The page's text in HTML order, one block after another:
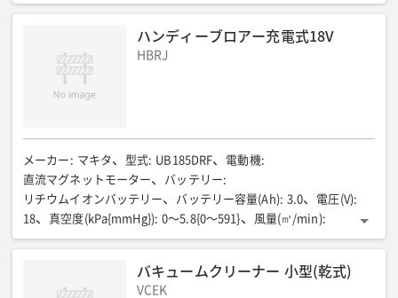
サーマルプロテクター内蔵
電源コード(m): 2.0 全長(mm):
ハンディーブロアー充電式18V
HBRJ
メーカー : マキタ 型式: UB185DRF 電動機:
直流マグネットモーター
バッテリー:
リチウムイオンバッテリー
バッテリー容量(Ah): 3.0 電圧(V):
18
真空度(kPa{mmHg}): 0〜5.8{0〜591} 風量(㎥/min):
0〜3.2
風速(m/s): 平均81/最大98 連続使用時間目安(分):
バキュームクリーナー 小型(乾式)
VCEK